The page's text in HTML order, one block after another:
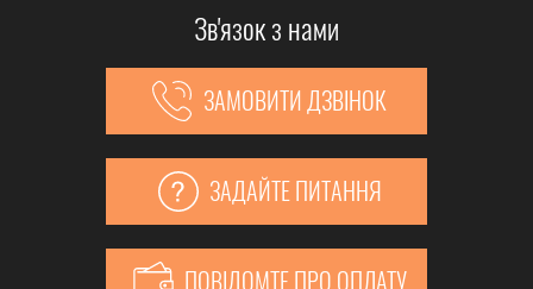
Зв'язок з нами
ЗАМОВИТИ ДЗВІНОК
ЗАДАЙТЕ ПИТАННЯ
ПОВІДОМТЕ ПРО ОПЛАТУ